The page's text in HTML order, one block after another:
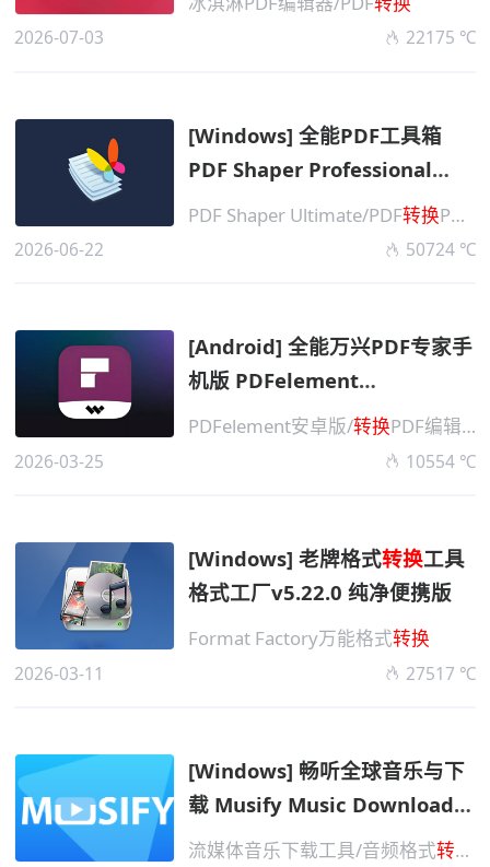
2026-07-03 22175 ℃
[Windows] 全能PDF工具箱
PDF Shaper Professional
v15.6 解锁单文件版
PDF Shaper Ultimate/PDF转换PDF编辑
2026-06-22 50724 ℃
[Android] 全能万兴PDF专家手
机版 PDFelement
v2026.0325 高级版
PDFelement安卓版/转换PDF编辑器
2026-03-25 10554 ℃
[Windows] 老牌格式转换工具
格式工厂v5.22.0 纯净便携版
Format Factory万能格式转换
2026-03-11 27517 ℃
[Windows] 畅听全球音乐与下
载 Musify Music Downloader
v5.3.0 便携版
流媒体音乐下载工具/音频格式转换